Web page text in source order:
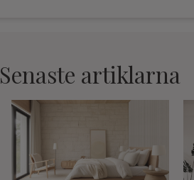
Senaste artiklarna